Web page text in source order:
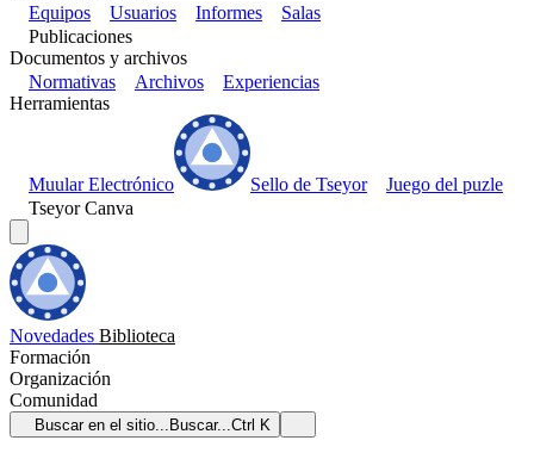
Equipos
Usuarios Informes
Salas
Publicaciones
Documentos y archivos
Normativas
Archivos
Experiencias
Herramientas
Muular Electrónico Sello de Tseyor
Juego del puzle
Tseyor Canva
Novedades Biblioteca
Formación
Organización
Comunidad
Buscar en el sitio... Buscar...Ctrl K